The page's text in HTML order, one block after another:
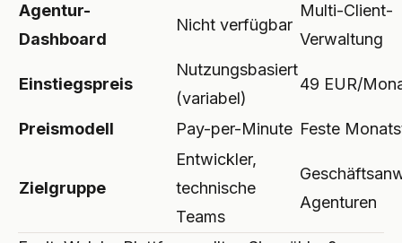
Agentur-
Dashboard
Nicht verfügbar
Multi-Client-
Verwaltung
Einstiegspreis
Nutzungsbasiert
(variabel)
49 EUR/
Preismodell Pay-per-Minute Feste
Zielgruppe
Entwickler,
technische
Teams
Agenturen